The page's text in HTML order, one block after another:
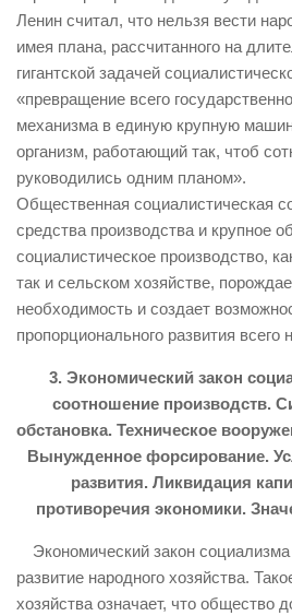
Ленин считал, что нельзя вести
имея плана, рассчитанного на
гигантской задачей
«превращение всего
механизма в единую крупную
организм, работающий так, чтоб
руководились одним планом».
Общественная социалистическая
средства производства и крупное
социалистическое производство,
так и сельском хозяйстве,
необходимость и создает
пропорционального развития всего
3. Экономический закон
соотношение производств.
обстановка. Техническое
Вынужденное форсирование.
развития. Ликвидация
противоречия экономики.
Экономический закон
развитие народного хозяйства.
хозяйства означает, что общество